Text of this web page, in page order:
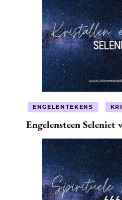
ENGELENTEKENS
Engelensteen